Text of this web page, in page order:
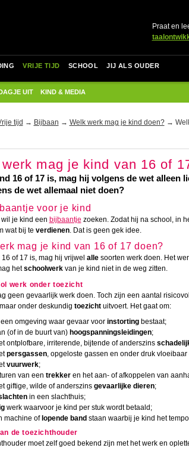
Praat en
VRIJE TIJD SCHOOL
JIJ ALS OUDER
UIT KIND & MEDIA
tijd → Bijbaan → Welk werk mag je kind doen?→ Welk
mag je kind van 16 of
16 of 17 is, mag hij volgens de wet alleen
de wet allemaal niet doen?
voor je kind
je kind een bijbaantje zoeken. Zodat hij na school, in
wat bij te verdienen. Dat is geen gek idee.
mag je kind van 16 of 17 doen?
of 17 is, mag hij vrijwel allesoorten werk doen. Het
hetschoolwerkvan je kind niet in de weg zitten.
werk onder toezicht
geen gevaarlijk werk doen. Toch zijn een aantal
onder deskundig toezichtuitvoert. Het gaat om:
omgeving waar gevaar voor instortingbestaat;
(of in de buurt van) hoogspanningsleidingen;
ontplofbare, irriterende, bijtende of anderszins
persgassen, opgeloste gassen en onder druk
vuurwerk;
van een trekkeren het aan- of afkoppelen van
giftige, wilde of anderszins gevaarlijke dieren;
in een slachthuis;
werk waarvoor je kind per stuk wordt betaald;
machine of lopende band staan waarbij je kind het
de toezichthouder
moet zelf goed bekend zijn met het werk en